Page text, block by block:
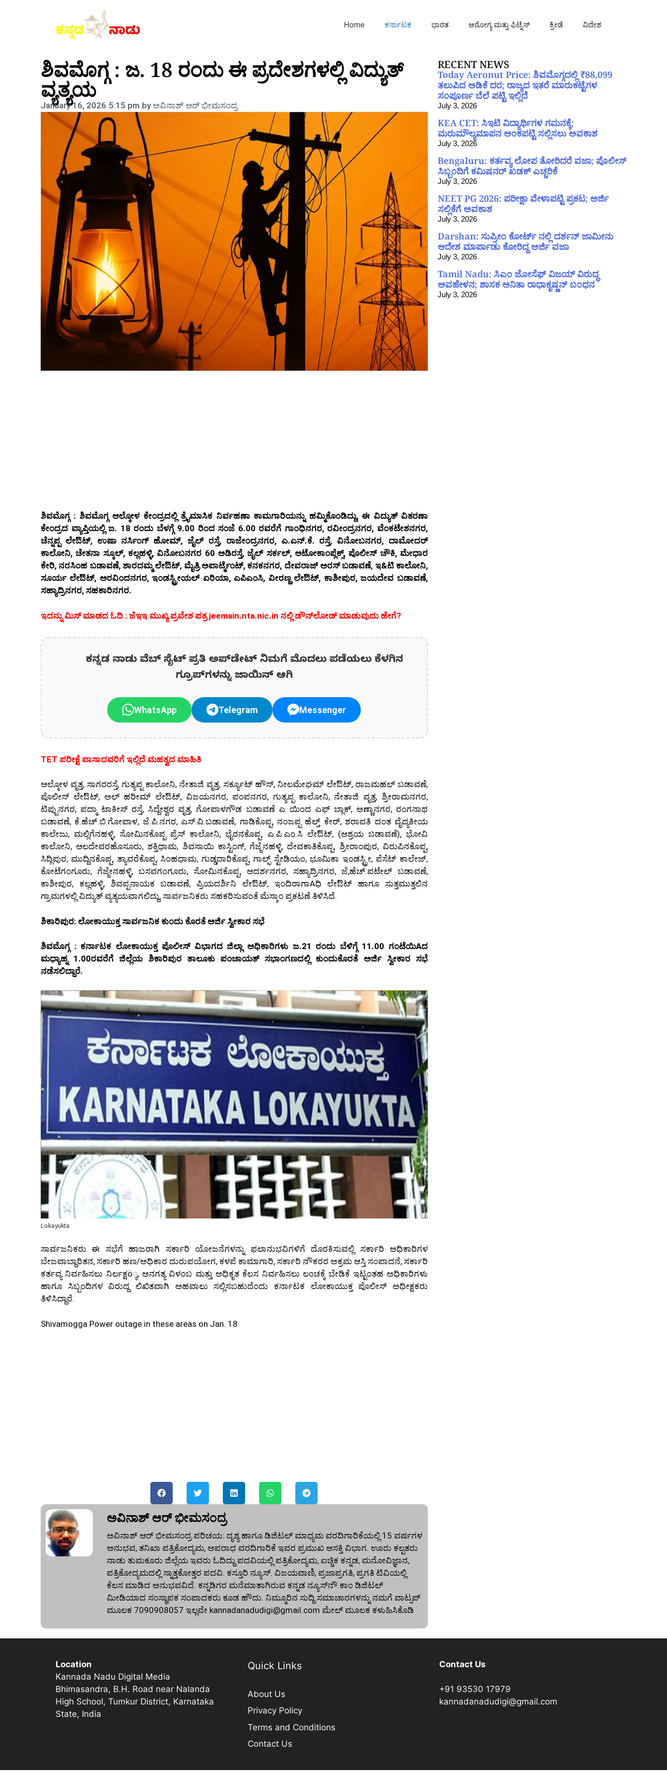
Home ಕರ್ನಾಟಕ ಭಾರತ ಆರೋಗ್ಯ ಮತ್ತು ಫಿಟ್ನೆಸ್ ಕ್ರೀಡೆ ವಿದೇಶ
ಶಿವಮೊಗ್ಗ : ಜ. 18 ರಂದು ಈ ಪ್ರದೇಶಗಳಲ್ಲಿ ವಿದ್ಯುತ್
ವ್ಯತ್ಯಯ
January 16, 2026 5:15 pm byಅವಿನಾಶ್‌ ಆರ್‌ ಭೀಮಸಂದ್ರ
ಶಿವಮೊಗ್ಗ : ಶಿವಮೊಗ್ಗ ಆಲ್ಕೋಳ ಕೇಂದ್ರದಲ್ಲಿ ತ್ರೈಮಾಸಿಕ ನಿರ್ವಹಣಾ ಕಾಮಗಾರಿಯನ್ನು ಹಮ್ಮಿಕೊಂಡಿದ್ದು, ಈ ವಿದ್ಯುತ್ ವಿತರಣಾ
ಕೇಂದ್ರದ ವ್ಯಾಪ್ತಿಯಲ್ಲಿ ಜ. 18 ರಂದು ಬೆಳಗ್ಗೆ 9.00 ರಿಂದ ಸಂಜೆ 6.00 ರವರೆಗೆ ಗಾಂಧಿನಗರ, ರವೀಂದ್ರನಗರ, ವೆಂಕಟೇಶನಗರ,
ಚೆನ್ನಪ್ಪ ಲೇಔಟ್, ಉಷಾ ನರ್ಸಿಂಗ್ ಹೋಮ್, ಜೈಲ್ ರಸ್ತೆ, ರಾಜೇಂದ್ರನಗರ, ಎ.ಎನ್.ಕೆ. ರಸ್ತೆ, ವಿನೋಬನಗರ, ದಾಮೋದರ್
ಕಾಲೋನಿ, ಚೇತನಾ ಸ್ಕೂಲ್, ಕಲ್ಲಹಳ್ಳಿ, ವಿನೋಬನಗರ 60 ಅಡಿರಸ್ತೆ, ಜೈಲ್ ಸರ್ಕಲ್, ಆಟೋಕಾಂಪ್ಲೆಕ್ಸ್, ಪೊಲೀಸ್ ಚೌಕಿ, ಮೇಧಾರ
ಕೇರಿ, ನರಸಿಂಹ ಬಡಾವಣೆ, ಶಾರದಮ್ಮ ಲೇಔಟ್, ಮೈತ್ರಿ ಅಪಾರ್ಟ್ಮೆಂಟ್, ಕನಕನಗರ, ದೇವರಾಜ್ ಅರಸ್ ಬಡಾವಣೆ, ಇ&ಟಿ ಕಾಲೋನಿ,
ಸೂರ್ಯ ಲೇಔಟ್, ಅರವಿಂದನಗರ, ಇಂಡಸ್ಟ್ರೀಯಲ್ ಏರಿಯಾ, ಎಪಿಎಂಸಿ, ವೀರಣ್ಣ ಲೇಔಟ್, ಕಾಶೀಪುರ, ಜಯದೇವ ಬಡಾವಣೆ,
ಸಹ್ಯಾದ್ರಿನಗರ, ಸಹಕಾರಿನಗರ.
ಇದನ್ನು ಮಿಸ್‌ ಮಾಡದ ಓದಿ : ಜೆಇಇ ಮುಖ್ಯ ಪ್ರವೇಶ ಪತ್ರ jeemain.nta.nic.in ನಲ್ಲಿ ಡೌನ್‌ಲೋಡ್ ಮಾಡುವುದು ಹೇಗೆ?
ಕನ್ನಡ ನಾಡು ವೆಬ್ ಸೈಟ್ ಪ್ರತಿ ಅಪ್‌ಡೇಟ್‌ ನಿಮಗೆ ಮೊದಲು ಪಡೆಯಲು ಕೆಳಗಿನ
ಗ್ರೂಪ್‌ಗಳನ್ನು ಜಾಯಿನ್ ಆಗಿ
WhatsApp Telegram Messenger
TET ಪರೀಕ್ಷೆ ಪಾಸಾದವರಿಗೆ ಇಲ್ಲಿದೆ ಮಹತ್ವದ ಮಾಹಿತಿ
ಆಲ್ಕೋಳ ವೃತ್ತ, ಸಾಗರರಸ್ತೆ, ಗುತ್ಯಪ್ಪ ಕಾಲೋನಿ, ನೇತಾಜಿ ವೃತ್ತ, ಸರ್ಕ್ಯೂಟ್ ಹೌಸ್, ನೀಲಮೇಘಮ್ ಲೇಔಟ್, ರಾಜಮಹಲ್ ಬಡಾವಣೆ,
ಪೊಲೀಸ್ ಲೇಔಟ್, ಅಲ್ ಹರೀಮ್ ಲೇಔಟ್, ವಿಜಯನಗರ, ಪಂಪನಗರ, ಗುತ್ಯಪ್ಪ ಕಾಲೋನಿ, ನೇತಾಜಿ ವೃತ್ತ, ಶ್ರೀರಾಮನಗರ,
ಟಿಪ್ಪುನಗರ, ಪದ್ಮಾ ಟಾಕೀಸ್ ರಸ್ತೆ, ಸಿದ್ದೇಶ್ವರ ವೃತ್ತ, ಗೋಪಾಳಗೌಡ ಬಡಾವಣೆ ಎ ಯಿಂದ ಎಫ್ ಬ್ಲಾಕ್, ಅಣ್ಣಾನಗರ, ರಂಗನಾಥ
ಬಡಾವಣೆ, ಕೆ.ಹೆಚ್.ಬಿ.ಗೋಪಾಳ, ಜೆ.ಪಿ.ನಗರ, ಎಸ್.ವಿ.ಬಡಾವಣೆ, ಗಾಡಿಕೊಪ್ಪ, ನಂಜಪ್ಪ ಹೆಲ್ತ್ ಕೇರ್, ಶರಾವತಿ ದಂತ ವೈದ್ಯಕೀಯ
ಕಾಲೇಜು, ಮಲ್ಲಿಗೆನಹಳ್ಳಿ, ಸೋಮಿನಕೊಪ್ಪ ಪ್ರೆಸ್ ಕಾಲೋನಿ, ಭೈರನಕೊಪ್ಪ, ಎ.ಪಿ.ಎಂ.ಸಿ ಲೇಔಟ್, (ಆಶ್ರಯ ಬಡಾವಣೆ), ಭೋವಿ
ಕಾಲೋನಿ, ಆಲದೇವರಹೊಸೂರು, ಶಕ್ತಿಧಾಮ, ಶಿವಸಾಯಿ ಕಾಸ್ಟಿಂಗ್, ಗೆಜ್ಜೆನಹಳ್ಳಿ, ದೇವಕಾತಿಕೊಪ್ಪ, ಶ್ರೀರಾಂಪುರ, ವಿರುಪಿನಕೊಪ್ಪ,
ಸಿದ್ಲಿಪುರ, ಮುದ್ದಿನಕೊಪ್ಪ, ತ್ಯಾವರೆಕೊಪ್ಪ, ಸಿಂಹಧಾಮ, ಗುಡ್ಡದಾರಿಕೊಪ್ಪ, ಗಾಲ್ಫ್ ಸ್ಟೇಡಿಯಂ, ಭೂಮಿಕಾ ಇಂಡಸ್ಟ್ರೀ, ಪೆಸೆಟ್ ಕಾಲೇಜ್,
ಕೋಟೆಗಂಗೂರು, ಗೆಜ್ಜೇನಹಳ್ಳಿ, ಬಸವಗಂಗೂರು, ಸೋಮಿನಕೊಪ್ಪ, ಆದರ್ಶನಗರ, ಸಹ್ಯಾದ್ರಿನಗರ, ಜೆ,ಹೆಚ್.ಪಟೇಲ್ ಬಡಾವಣೆ,
ಕಾಶೀಪುರ, ಕಲ್ಲಹಳ್ಳಿ, ಶಿವಪ್ಪನಾಯಕ ಬಡಾವಣೆ, ಪ್ರಿಯದರ್ಶಿನಿ ಲೇಔಟ್, ಇಂದಿರಾಗಾAಧಿ ಲೇಔಟ್ ಹಾಗೂ ಸುತ್ತಮುತ್ತಲಿನ
ಗ್ರಾಮಗಳಲ್ಲಿ ವಿದ್ಯುತ್ ವ್ಯತ್ಯಯವಾಗಲಿದ್ದು, ಸಾರ್ವಜನಿಕರು ಸಹಕರಿಸುವಂತೆ ಮೆಸ್ಕಾಂ ಪ್ರಕಟಣೆ ತಿಳಿಸಿದೆ.
ಶಿಕಾರಿಪುರ: ಲೋಕಾಯುಕ್ತ ಸಾರ್ವಜನಿಕ ಕುಂದು ಕೊರತೆ ಅರ್ಜಿ ಸ್ವೀಕಾರ ಸಭೆ
ಶಿವಮೊಗ್ಗ : ಕರ್ನಾಟಕ ಲೋಕಾಯುಕ್ತ ಪೊಲೀಸ್ ವಿಭಾಗದ ಜಿಲ್ಲಾ ಅಧಿಕಾರಿಗಳು ಜ.21 ರಂದು ಬೆಳಿಗ್ಗೆ 11.00 ಗಂಟೆಯಿAದ
ಮಧ್ಯಾಹ್ನ 1.00ರವರೆಗೆ ಜಿಲ್ಲೆಯ ಶಿಕಾರಿಪುರ ತಾಲೂಕು ಪಂಚಾಯತ್ ಸಭಾಂಗಣದಲ್ಲಿ ಕುಂದುಕೊರತೆ ಅರ್ಜಿ ಸ್ವೀಕಾರ ಸಭೆ
ನಡೆಸಲಿದ್ದಾರೆ.
Lokayukta
ಸಾರ್ವಜನಿಕರು ಈ ಸಭೆಗೆ ಹಾಜರಾಗಿ ಸರ್ಕಾರಿ ಯೋಜನೆಗಳನ್ನು ಫಲಾನುಭವಿಗಳಿಗೆ ದೊರಕಿಸುವಲ್ಲಿ ಸರ್ಕಾರಿ ಅಧಿಕಾರಿಗಳ
ಬೇಜವಾಬ್ದಾರಿತನ, ಸರ್ಕಾರಿ ಹಣ/ಅಧಿಕಾರ ದುರುಪಯೋಗ, ಕಳಪೆ ಕಾಮಾಗಾರಿ, ಸರ್ಕಾರಿ ನೌಕರರ ಅಕ್ರಮ ಆಸ್ತಿ ಸಂಪಾದನೆ, ಸರ್ಕಾರಿ
ಕರ್ತವ್ಯ ನಿರ್ವಹಿಸಲು ನಿರ್ಲಕ್ಷö್ಯ, ಅನಗತ್ಯ ವಿಳಂಬ ಮತ್ತು ಅಧಿಕೃತ ಕೆಲಸ ನಿರ್ವಹಿಸಲು ಲಂಚಕ್ಕೆ ಬೇಡಿಕೆ ಇಟ್ಟಂತಹ ಅಧಿಕಾರಿಗಳು
ಹಾಗೂ ಸಿಬ್ಬಂದಿಗಳ ವಿರುದ್ದ ಲಿಖಿತವಾಗಿ ಅಹವಾಲು ಸಲ್ಲಿಸಬಹುದೆಂದು ಕರ್ನಾಟಕ ಲೋಕಾಯುಕ್ತ ಪೊಲೀಸ್ ಅಧೀಕ್ಷಕರು
ತಿಳಿಸಿದ್ದಾರೆ.
Shivamogga Power outage in these areas on Jan. 18
ಅವಿನಾಶ್‌ ಆರ್‌ ಭೀಮಸಂದ್ರ
ಅವಿನಾಶ್‌ ಆರ್‌ ಭೀಮಸಂದ್ರ ಪರಿಚಯ: ದೃಶ್ಯ ಹಾಗೂ ಡಿಜಿಟಲ್ ಮಾಧ್ಯಮ ವರದಿಗಾರಿಕೆಯಲ್ಲಿ 15 ವರ್ಷಗಳ
ಅನುಭವ, ತನಿಖಾ ಪತ್ರಿಕೋದ್ಯಮ, ಅಪರಾಧ ವರದಿಗಾರಿಕೆ ಇವರ ಪ್ರಮುಖ ಆಸಕ್ತಿ ವಿಭಾಗ. ಊರು ಕಲ್ಪತರು
ನಾಡು ತುಮಕೂರು ಜಿಲ್ಲೆಯ ಇವರು ಓದಿದ್ದು ಪದವಿಯಲ್ಲಿ ಪತ್ರಿಕೋದ್ಯಮ, ಐಚ್ಚಿಕ ಕನ್ನಡ, ಮನೋವಿಜ್ಞಾನ,
ಪತ್ರಿಕೋದ್ಯಮದಲ್ಲಿ ಸ್ನಾತ್ತಕೋತ್ತರ ಪದವಿ. ಕಸ್ತೂರಿ ನ್ಯೂಸ್‌. ವಿಜಯವಾಣಿ, ಪ್ರಜಾಪ್ರಗತಿ, ಪ್ರಗತಿ ಟಿವಿಯಲ್ಲಿ
ಕೆಲಸ ಮಾಡಿದ ಅನುಭವವಿದೆ. ಕನ್ನಡಿಗರ ಮನೆಮಾತಾಗಿರುವ ಕನ್ನಡ ನ್ಯೂಸ್‌ನೌ.ಕಾಂ ಡಿಜಿಟಲ್‌
ಮೀಡಿಯಾದ ಸಂಸ್ಥಾಪಕ ಸಂಪಾದಕರು ಕೂಡ ಹೌದು. ನಿಮ್ಮೂರಿನ ಸುದ್ದಿ ಸಮಾಚಾರಗಳನ್ನು ನಮಗೆ ವಾಟ್ಸಪ್‌
ಮೂಲಕ 7090908057 ಇಲ್ಲವೇ kannadanadudigi@gmail.com ಮೇಲ್‌ ಮೂಲಕ ಕಳುಹಿಸಿಕೊಡಿ
RECENT NEWS
Today Aeronut Price: ಶಿವಮೊಗ್ಗದಲ್ಲಿ ₹88,099
ತಲುಪಿದ ಅಡಿಕೆ ದರ; ರಾಜ್ಯದ ಇತರೆ ಮಾರುಕಟ್ಟೆಗಳ
ಸಂಪೂರ್ಣ ಬೆಲೆ ಪಟ್ಟಿ ಇಲ್ಲಿದೆ
July 3, 2026
KEA CET: ಸಿಇಟಿ ವಿದ್ಯಾರ್ಥಿಗಳ ಗಮನಕ್ಕೆ;
ಮರುಮೌಲ್ಯಮಾಪನ ಅಂಕಪಟ್ಟಿ ಸಲ್ಲಿಸಲು ಅವಕಾಶ
July 3, 2026
Bengaluru: ಕರ್ತವ್ಯ ಲೋಪ ತೋರಿದರೆ ವಜಾ; ಪೊಲೀಸ್
ಸಿಬ್ಬಂದಿಗೆ ಕಮಿಷನರ್ ಖಡಕ್ ಎಚ್ಚರಿಕೆ
July 3, 2026
NEET PG 2026: ಪರೀಕ್ಷಾ ವೇಳಾಪಟ್ಟಿ ಪ್ರಕಟ; ಅರ್ಜಿ
ಸಲ್ಲಿಕೆಗೆ ಅವಕಾಶ
July 3, 2026
Darshan: ಸುಪ್ರೀಂ ಕೋರ್ಟ್ ನಲ್ಲಿ ದರ್ಶನ್ ಜಾಮೀನು
ಆದೇಶ ಮಾರ್ಪಾಡು ಕೋರಿದ್ದ ಅರ್ಜಿ ವಜಾ
July 3, 2026
Tamil Nadu: ಸಿಎಂ ಜೋಸೆಫ್ ವಿಜಯ್ ವಿರುದ್ಧ
ಅವಹೇಳನ; ಶಾಸಕ ಅನಿತಾ ರಾಧಾಕೃಷ್ಣನ್ ಬಂಧನ
July 3, 2026
Location
Kannada Nadu Digital Media
Bhimasandra, B.H. Road near Nalanda
High School, Tumkur District, Karnataka
State, India
Quick Links
About Us
Privacy Policy
Terms and Conditions
Contact Us
Contact Us
+91 93530 17979
kannadanadudigi@gmail.com